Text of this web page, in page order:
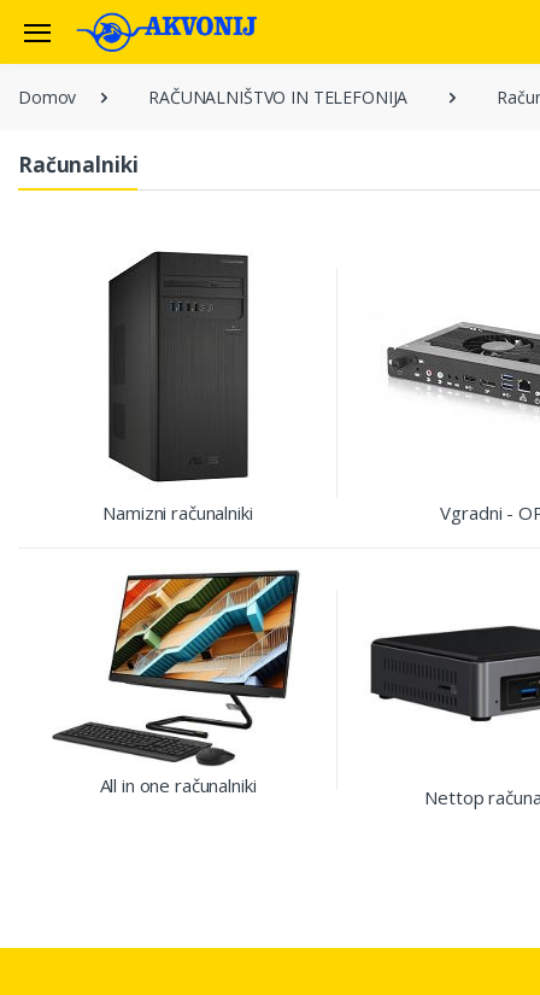
Domov RAČUNALNIŠTVO IN TELEFONIJA
Računalniki
Namizni računalniki Vgradni -
All in one računalniki Nettop